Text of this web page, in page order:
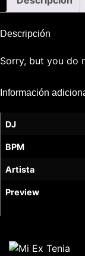
Descripción
Sorry, but you do
Información
DJ
BPM
Artista
Preview